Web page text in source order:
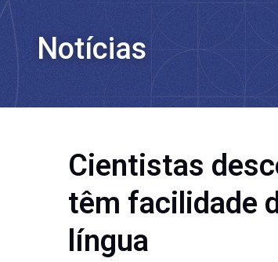
Notícias
Cientistas
têm facilidade
língua